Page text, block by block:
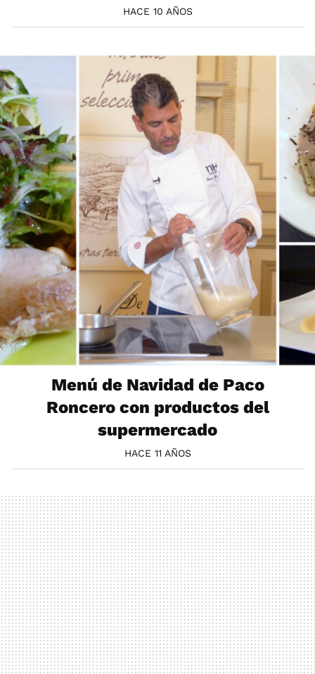
HACE 10 AÑOS
Menú de Navidad de Paco
Roncero con productos del
supermercado
HACE 11 AÑOS